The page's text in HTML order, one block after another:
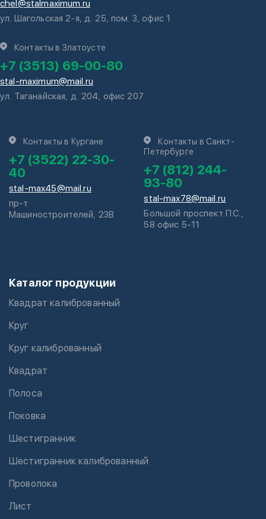
chel@stalmaximum.ru
ул. Шагольская 2-я, д. 25, пом. 3, офис 1
Контакты в Златоусте
+7 (3513) 69-00-80
stal-maximum@mail.ru
ул. Таганайская, д. 204, офис 207
Контакты в Кургане
+7 (3522) 22-30-
40
stal-max45@mail.ru
пр-т
Машиностроителей, 23В
Контакты в Санкт-
Петербурге
+7 (812) 244-
93-80
stal-max78@mail.ru
Большой проспект П.С.,
58 офис 5-11
Каталог продукции
Квадрат калиброванный
Круг
Круг калиброванный
Квадрат
Полоса
Поковка
Шестигранник
Шестигранник калиброванный
Проволока
Лист